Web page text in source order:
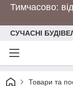
Тимчасово:
СУЧАСНІ
Товари та